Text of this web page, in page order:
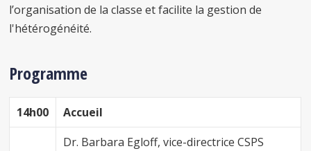
l’organisation de la classe et facilite la gestion de
l'hétérogénéité.
Programme
14h00
Accueil
Dr. Barbara Egloff, vice-directrice CSPS